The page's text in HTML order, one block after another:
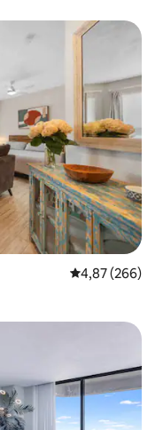
5 üzerinden
4,87 (266)